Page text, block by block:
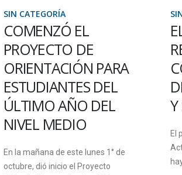
SIN CATEGORÍA
COMENZÓ EL
PROYECTO DE
ORIENTACIÓN PARA
ESTUDIANTES DEL
ÚLTIMO AÑO DEL
NIVEL MEDIO
En la mañana de este lunes 1° de
octubre, dió inicio el Proyecto
Y
El